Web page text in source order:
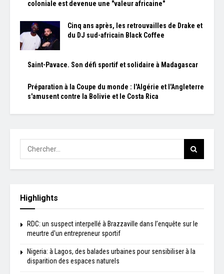
coloniale est devenue une "valeur africaine"
Cinq ans après, les retrouvailles de Drake et
du DJ sud-africain Black Coffee
Saint-Pavace. Son défi sportif et solidaire à Madagascar
Préparation à la Coupe du monde : l'Algérie et l'Angleterre
s'amusent contre la Bolivie et le Costa Rica
Highlights
RDC: un suspect interpellé à Brazzaville dans l’enquête sur le
meurtre d'un entrepreneur sportif
Nigeria: à Lagos, des balades urbaines pour sensibiliser à la
disparition des espaces naturels